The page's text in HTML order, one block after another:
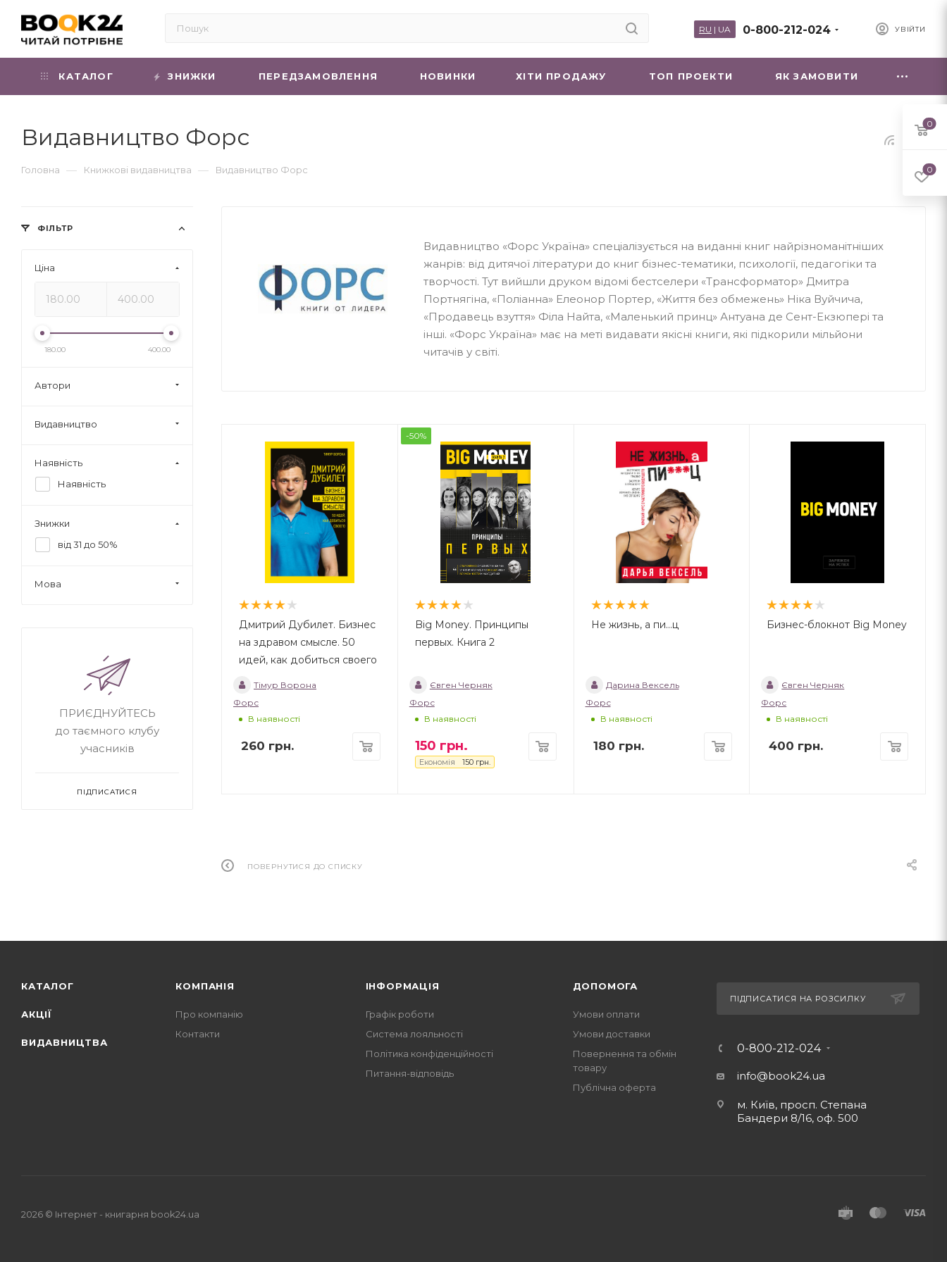
УВІЙТИ
0-800-212-024
RU | UA
КАТАЛОГ ЗНИЖКИ ПЕРЕДЗАМОВЛЕННЯ НОВИНКИ ХIТИ ПРОДАЖУ ТОП ПРОЕКТИ ЯК ЗАМОВИТИ
Видавництво Форс
Головна — Книжкові видавництва — Видавництво Форс
Видавництво «Форс Україна» спеціалізується на виданні книг найрізноманітніших
жанрів: від дитячої літератури до книг бізнес-тематики, психології, педагогіки та
творчості. Тут вийшли друком відомі бестселери «Трансформатор» Дмитра
Портнягіна, «Поліанна» Елеонор Портер, «Життя без обмежень» Ніка Вуйчича,
«Продавець взуття» Філа Найта, «Маленький принц» Антуана де Сент-Екзюпері та
інші. «Форс Україна» має на меті видавати якісні книги, які підкорили мільйони
читачів у світі.
Дмитрий Дубилет. Бизнес
на здравом смысле. 50
идей, как добиться своего
Тімур Ворона
Форс
В наявності
260 грн.
-50%
Big Money. Принципы
первых. Книга 2
Євген Черняк
Форс
В наявності
150 грн.
Економія 150грн.
Не жизнь, а пи…ц
Дарина Вексель
Форс
В наявності
180 грн.
Бизнес-блокнот Big Money
Євген Черняк
Форс
В наявності
400 грн.
ПОВЕРНУТИСЯ ДО СПИСКУ
ФІЛЬТР
Ціна
180.00 400.00
Автори
Видавництво
Наявність
Наявність
Знижки
від 31 до 50%
Мова
ПРИЄДНУЙТЕСЬ
до таємного клубу
учасників
ПІДПИСАТИСЯ
КАТАЛОГ
АКЦІЇ
ВИДАВНИЦТВА
КОМПАНІЯ
Про компанію
Контакти
ІНФОРМАЦІЯ
Графік роботи
Система лояльності
Політика конфіденційності
Питання-відповідь
ДОПОМОГА
Умови оплати
Умови доставки
Повернення та обмін
товару
Публічна оферта
ПІДПИСАТИСЯ НА РОЗСИЛКУ
0-800-212-024
info@book24.ua
м. Київ, просп. Степана
Бандери 8/16, оф. 500
2026 © Iнтернет - книгарня book24.ua
0
0